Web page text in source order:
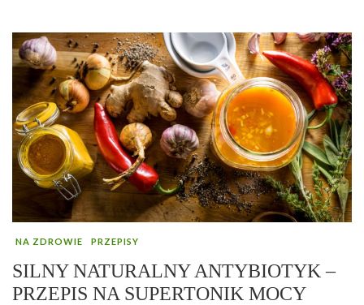
NA ZDROWIE PRZEPISY
SILNY NATURALNY ANTYBIOTYK –
PRZEPIS NA SUPERTONIK MOCY